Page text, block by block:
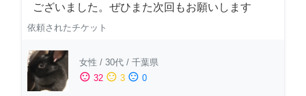
ございました。ぜひまた次回もお願いします
依頼されたチケット
女性 / 30代 / 千葉県
sentiment_satisfied 32 sentiment_neutral 3 sentiment_dissatisfied 0